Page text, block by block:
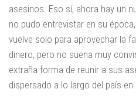
asesinos. Eso sí, ahora hay un
no pudo entrevistar en su época,
vuelve solo para aprovechar la
dinero, pero no suena muy
extraña forma de reunir a sus
dispersado a lo largo del país en